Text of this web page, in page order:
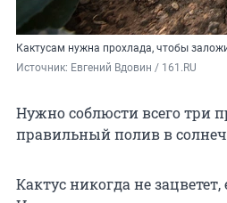
Кактусам нужна прохлада, чтобы
Источник: Евгений Вдовин / 161.RU
Нужно соблюсти всего три
правильный полив в
Кактус никогда не